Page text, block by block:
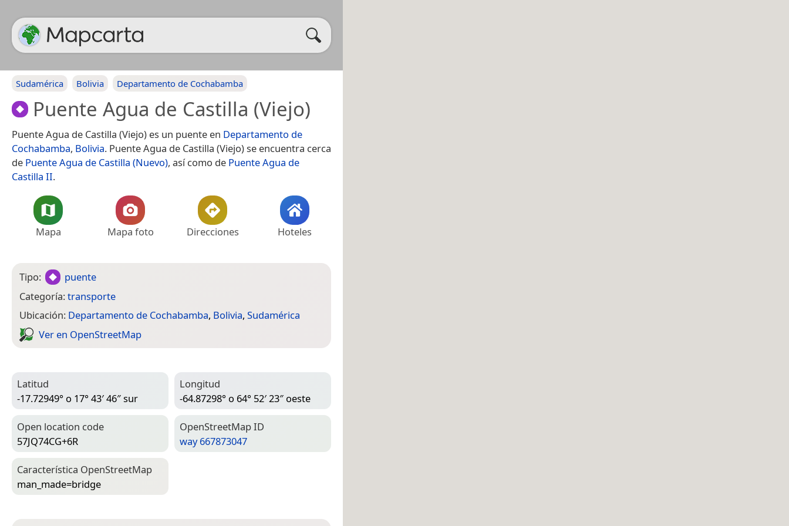
Sudamérica Bolivia Departamento de Cochabamba
Puente Agua de Castilla (Viejo)
Puente Agua de Castilla (Viejo) es un puente en Departamento de
Cochabamba, Bolivia. Puente Agua de Castilla (Viejo) se encuentra cerca
de Puente Agua de Castilla (Nuevo), así como de Puente Agua de
Castilla II.
Mapa Mapa foto Direcciones Hoteles
Tipo:
puente
Categoría:transporte
Ubicación: Departamento de Cochabamba, Bolivia, Sudamérica
Ver en Open­Street­Map
Latitud
-17.72949° o 17° 43′ 46″ sur
Longitud
-64.87298° o 64° 52′ 23″ oeste
Open location code
57JQ74CG+6R
Open­Street­Map ID
way 667873047
Característica Open­Street­Map
man_made=­bridge